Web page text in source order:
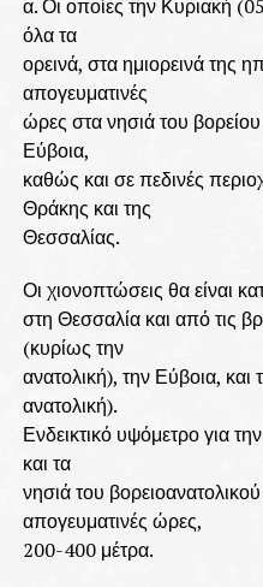
α. Οι οποίες την Κυριακή
όλα τα
ορεινά, στα ημιορεινά της
απογευματινές
ώρες στα νησιά του βορείου
Εύβοια,
καθώς και σε πεδινές
Θράκης και της
Θεσσαλίας.
Οι χιονοπτώσεις θα είναι
στη Θεσσαλία και από τις
(κυρίως την
ανατολική), την Εύβοια,
ανατολική).
Ενδεικτικό υψόμετρο για
και τα
νησιά του
απογευματινές ώρες,
200-400 μέτρα.